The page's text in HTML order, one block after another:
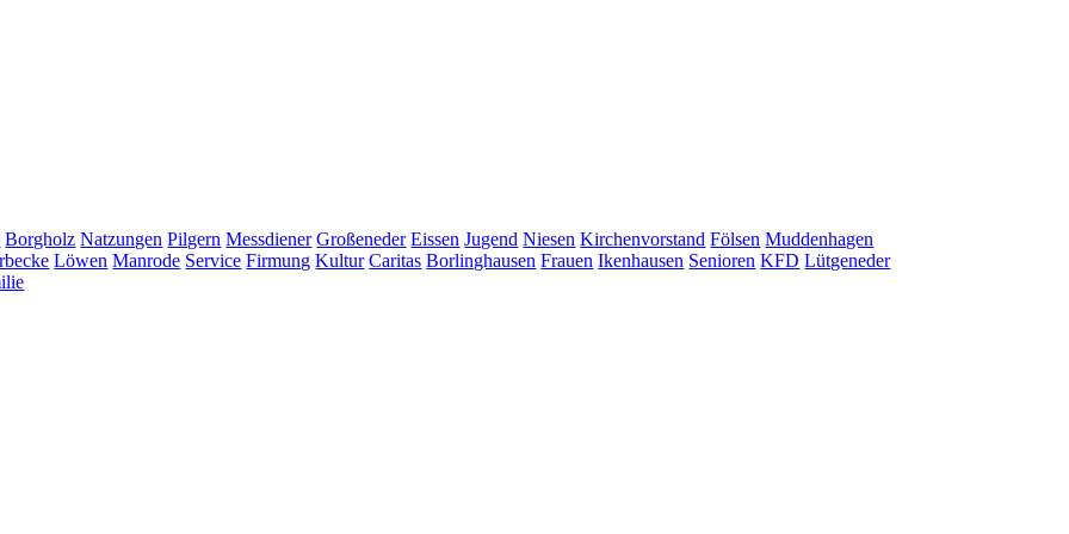
Borgholz Natzungen Pilgern Messdiener Großeneder Eissen Jugend Niesen Kirchenvorstand Fölsen Muddenhagen
Löwen Manrode Service Firmung Kultur Caritas Borlinghausen Frauen Ikenhausen Senioren KFD Lütgeneder